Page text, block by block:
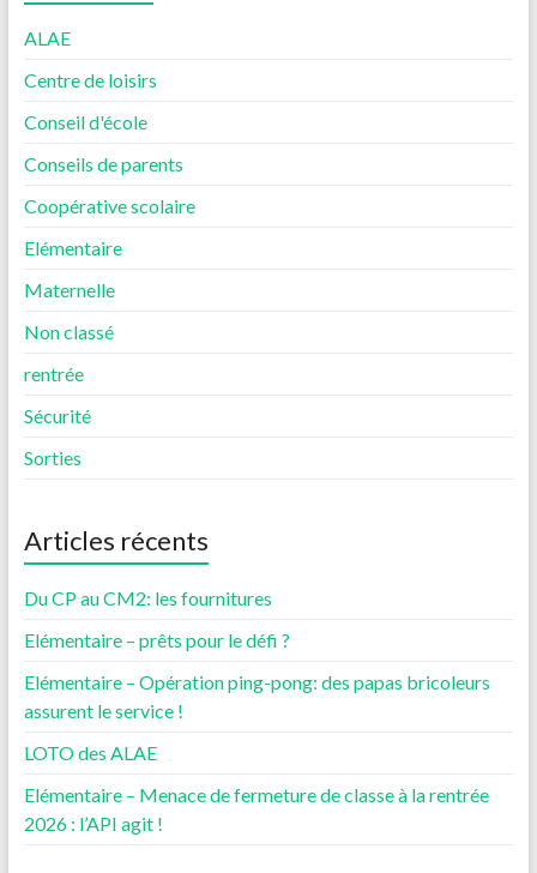
ALAE
Centre de loisirs
Conseil d'école
Conseils de parents
Coopérative scolaire
Elémentaire
Maternelle
Non classé
rentrée
Sécurité
Sorties
Articles récents
Du CP au CM2: les fournitures
Elémentaire – prêts pour le défi ?
Elémentaire – Opération ping-pong: des papas bricoleurs
assurent le service !
LOTO des ALAE
Elémentaire – Menace de fermeture de classe à la rentrée
2026 : l’API agit !